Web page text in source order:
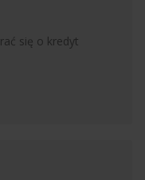
się o kredyt